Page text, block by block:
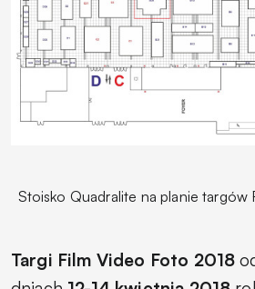
Stoisko Quadralite na planie targów
Targi Film Video Foto 2018